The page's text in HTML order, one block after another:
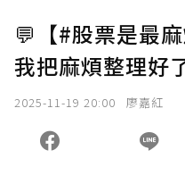
💬【#股票是最
我把麻煩整理好
2025-11-19 20:00 廖嘉紅